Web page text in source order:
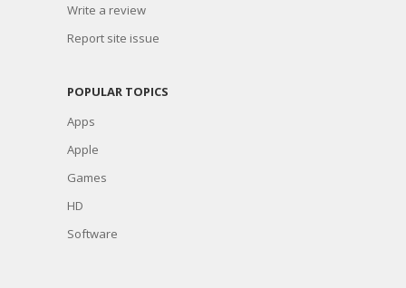
Write a review
Report site issue
POPULAR TOPICS
Apps
Apple
Games
HD
Software